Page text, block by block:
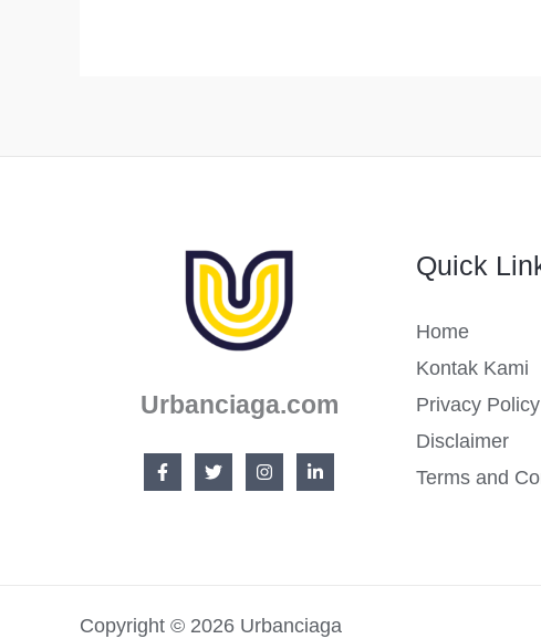
Bagus,
Modern
Urbanciaga.com
Quick
Home
Kontak Kami
Privacy Policy
Disclaimer
Terms and
Copyright © 2026 Urbanciaga